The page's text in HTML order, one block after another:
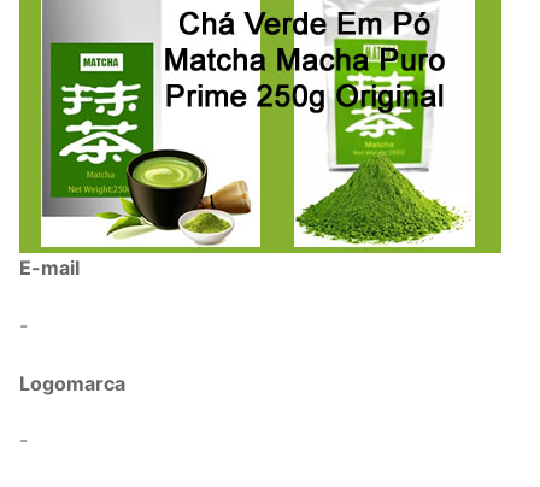
E-mail
-
Logomarca
-